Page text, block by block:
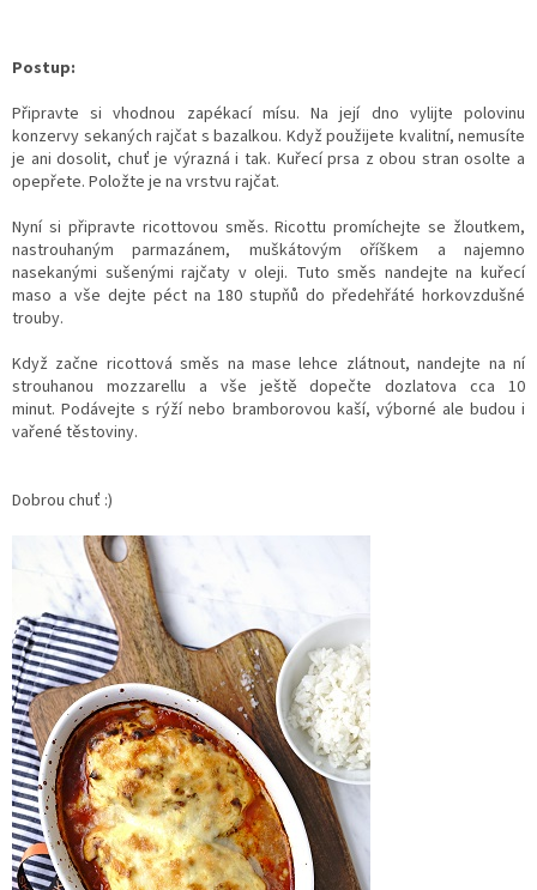
Postup:
Připravte si vhodnou zapékací mísu. Na její dno vylijte polovinu
konzervy sekaných rajčat s bazalkou. Když použijete kvalitní, nemusíte
je ani dosolit, chuť je výrazná i tak. Kuřecí prsa z obou stran osolte a
opepřete. Položte je na vrstvu rajčat.
Nyní si připravte ricottovou směs. Ricottu promíchejte se žloutkem,
nastrouhaným parmazánem, muškátovým oříškem a najemno
nasekanými sušenými rajčaty v oleji. Tuto směs nandejte na kuřecí
maso a vše dejte péct na 180 stupňů do předehřáté horkovzdušné
trouby.
Když začne ricottová směs na mase lehce zlátnout, nandejte na ní
strouhanou mozzarellu a vše ještě dopečte dozlatova cca 10
minut.Podávejte s rýží nebo bramborovou kaší, výborné ale budou i
vařené těstoviny.
Dobrou chuť :)